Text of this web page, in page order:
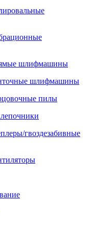
шлифмашины
шлифмашины
пилы
гвоздезабивные